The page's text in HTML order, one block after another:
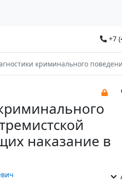
+7
осужденных экстремистской направленности, отбывающих наказание в
наказание в